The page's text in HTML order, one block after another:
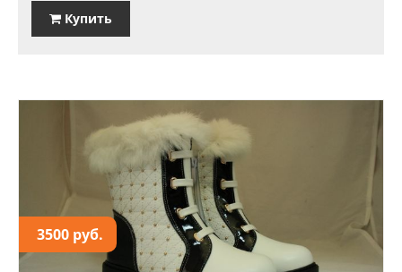
Купить
3500 руб.